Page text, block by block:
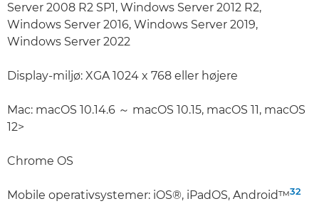
Server 2008 R2 SP1, Windows Server 2012 R2,
Windows Server 2016, Windows Server 2019,
Windows Server 2022
Display-miljø: XGA 1024 x 768 eller højere
Mac: macOS 10.14.6 ～ macOS 10.15, macOS 11, macOS
12>
Chrome OS
Mobile operativsystemer: iOS®, iPadOS, Android™32